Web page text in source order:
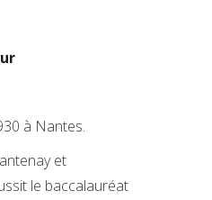
à Nantes.
et
le baccalauréat